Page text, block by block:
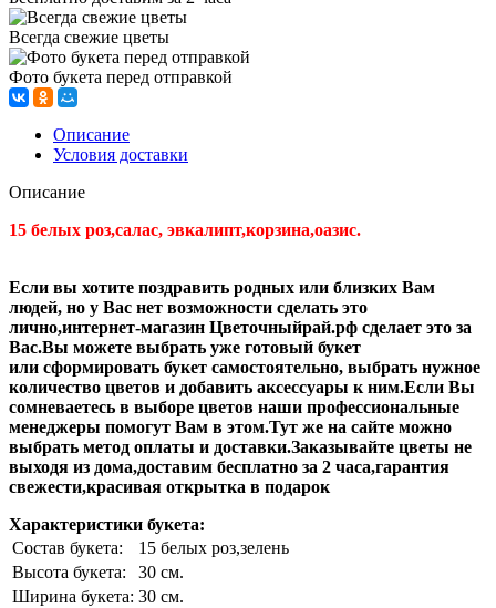
Всегда свежие цветы
Фото букета перед отправкой
Описание
Условия доставки
Описание
15 белых роз,салас, эвкалипт,корзина,оазис.
Если вы хотите поздравить родных или близких Вам
людей, но у Вас нет возможности сделать это
лично,интернет-магазин Цветочныйрай.рф сделает это за
Вас.Вы можете выбрать уже готовый букет
или сформировать букет самостоятельно, выбрать нужное
количество цветов и добавить аксессуары к ним.Если Вы
сомневаетесь в выборе цветов наши профессиональные
менеджеры помогут Вам в этом.Тут же на сайте можно
выбрать метод оплаты и доставки.Заказывайте цветы не
выходя из дома,доставим бесплатно за 2 часа,гарантия
свежести,красивая открытка в подарок
Характеристики букета:
Состав букета:
15 белых роз,зелень
Высота букета:
30 см.
Ширина букета: 30 см.